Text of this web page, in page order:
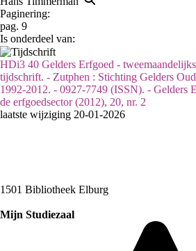
Paginering:
pag. 9
Is onderdeel van:
HDi3 40 Gelders Erfgoed -
tijdschrift. - Zutphen : Stichting Gelders
1992-2012. - 0927-7749 (ISSN). - Gelders
de erfgoedsector (2012), 20, nr. 2
laatste wijziging 20-01-2026
1501 Bibliotheek Elburg
Mijn Studiezaal